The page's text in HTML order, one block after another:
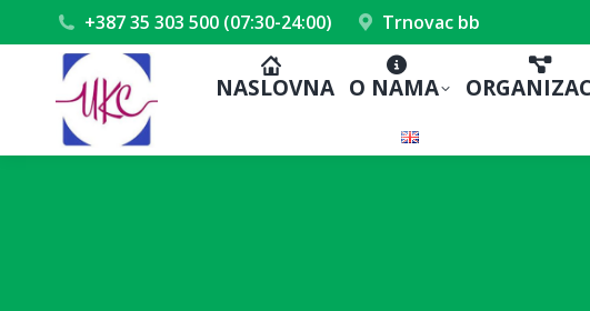
+387 35 303 500 (07:30-24:00) Trnovac bb
NASLOVNA O NAMA